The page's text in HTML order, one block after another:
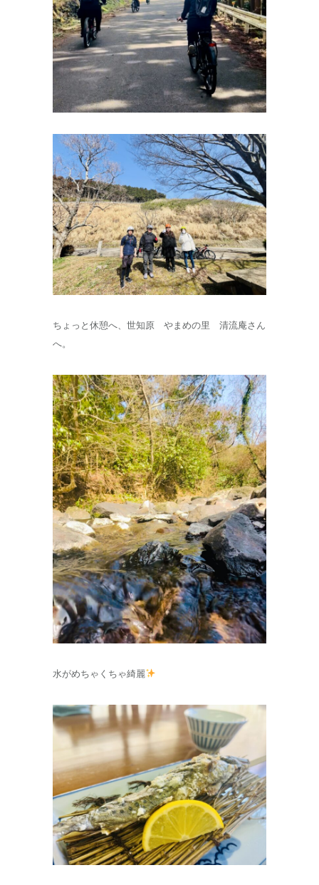
ちょっと休憩へ、世知原 やまめの里 清流庵さん
へ。
水がめちゃくちゃ綺麗